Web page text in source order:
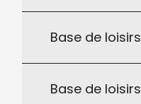
Base de
Base de
Où manger ?